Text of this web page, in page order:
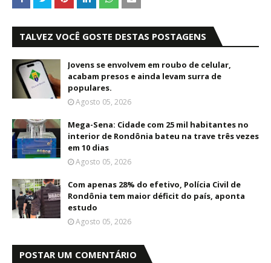
TALVEZ VOCÊ GOSTE DESTAS POSTAGENS
Jovens se envolvem em roubo de celular,
acabam presos e ainda levam surra de
populares.
Agosto 05, 2026
Mega-Sena: Cidade com 25 mil habitantes no
interior de Rondônia bateu na trave três vezes
em 10 dias
Agosto 05, 2026
Com apenas 28% do efetivo, Polícia Civil de
Rondônia tem maior déficit do país, aponta
estudo
Agosto 05, 2026
POSTAR UM COMENTÁRIO